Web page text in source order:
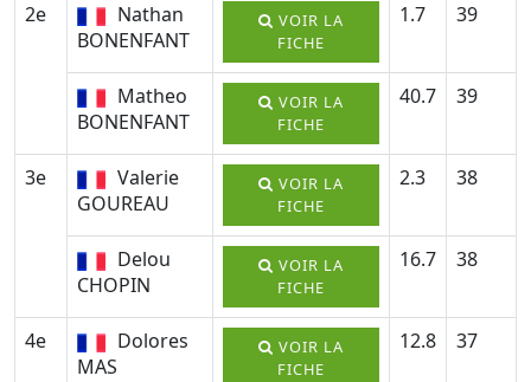
2e
Nathan
BONENFANT
VOIR LA
FICHE
1.7 39
Matheo
BONENFANT
VOIR LA
FICHE
40.7 39
3e
Valerie
GOUREAU
VOIR LA
FICHE
2.3 38
Delou
CHOPIN
VOIR LA
FICHE
16.7 38
4e
Dolores
MAS
VOIR LA
FICHE
12.8 37